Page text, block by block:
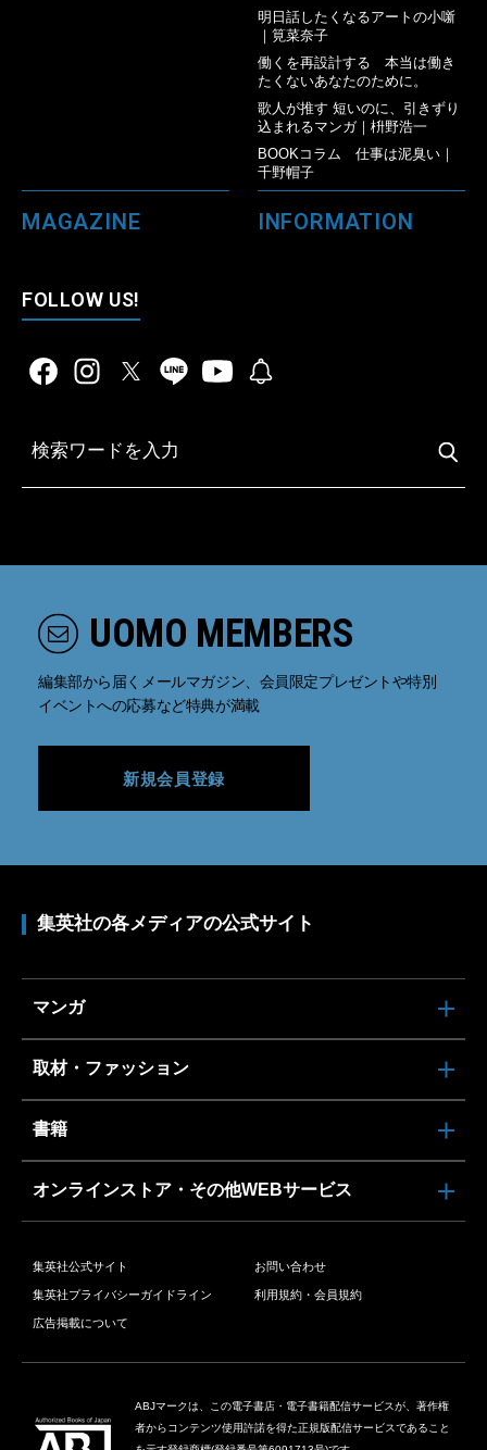
明日話したくなるアートの小噺
｜筧菜奈子
働くを再設計する 本当は働き
たくないあなたのために。
歌人が推す 短いのに、引きずり
込まれるマンガ｜枡野浩一
BOOKコラム 仕事は泥臭い｜
千野帽子
MAGAZINE INFORMATION
FOLLOW US!
UOMO MEMBERS
編集部から届くメールマガジン、会員限定プレゼントや特別
イベントへの応募など特典が満載
新規会員登録
集英社の各メディアの公式サイト
マンガ
取材・ファッション
書籍
オンラインストア・その他WEBサービス
集英社公式サイト お問い合わせ
集英社プライバシーガイドライン 利用規約・会員規約
広告掲載について
ABJマークは、この電子書店・電子書籍配信サービスが、著作権
者からコンテンツ使用許諾を得た正規版配信サービスであること